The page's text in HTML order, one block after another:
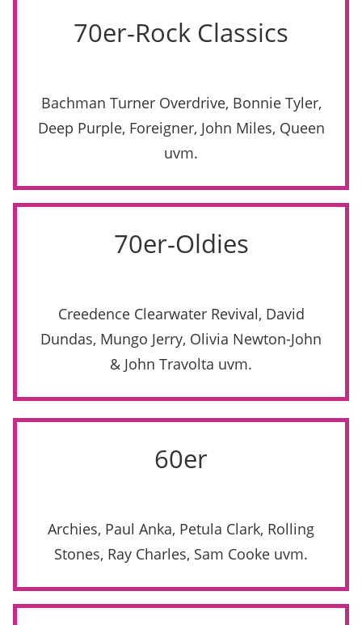
70er-Rock Classics
Bachman Turner Overdrive, Bonnie Tyler,
Deep Purple, Foreigner, John Miles, Queen
uvm.
70er-Oldies
Creedence Clearwater Revival, David
Dundas, Mungo Jerry, Olivia Newton-John
& John Travolta uvm.
60er
Archies, Paul Anka, Petula Clark, Rolling
Stones, Ray Charles, Sam Cooke uvm.